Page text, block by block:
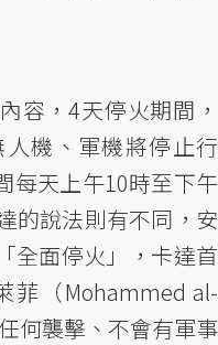
容，4天停火期間，
機、軍機將停止行
每天上午10時至下午
的說法則有不同，安
全面停火」，卡達首
菲（Mohammed al-
何襲擊、不會有軍事